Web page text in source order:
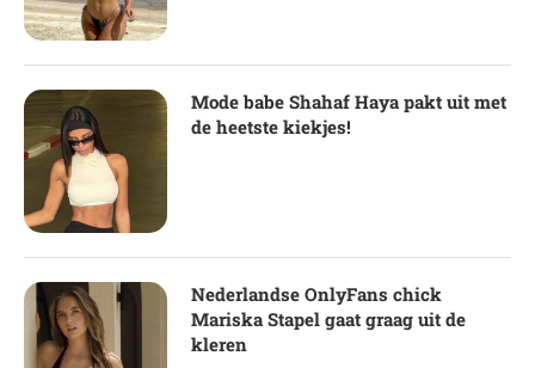
Mode babe Shahaf Haya pakt uit met
de heetste kiekjes!
Nederlandse OnlyFans chick
Mariska Stapel gaat graag uit de
kleren